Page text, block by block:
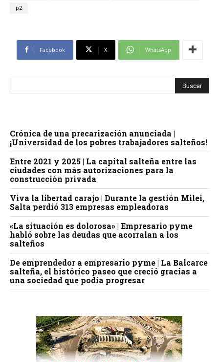
p2
Facebook X WhatsApp
Crónica de una precarización anunciada |
¡Universidad de los pobres trabajadores salteños!
Entre 2021 y 2025 | La capital salteña entre las
ciudades con más autorizaciones para la
construcción privada
Viva la libertad carajo | Durante la gestión Milei,
Salta perdió 313 empresas empleadoras
«La situación es dolorosa» | Empresario pyme
habló sobre las deudas que acorralan a los
salteños
De emprendedor a empresario pyme | La Balcarce
salteña, el histórico paseo que creció gracias a
una sociedad que podía progresar